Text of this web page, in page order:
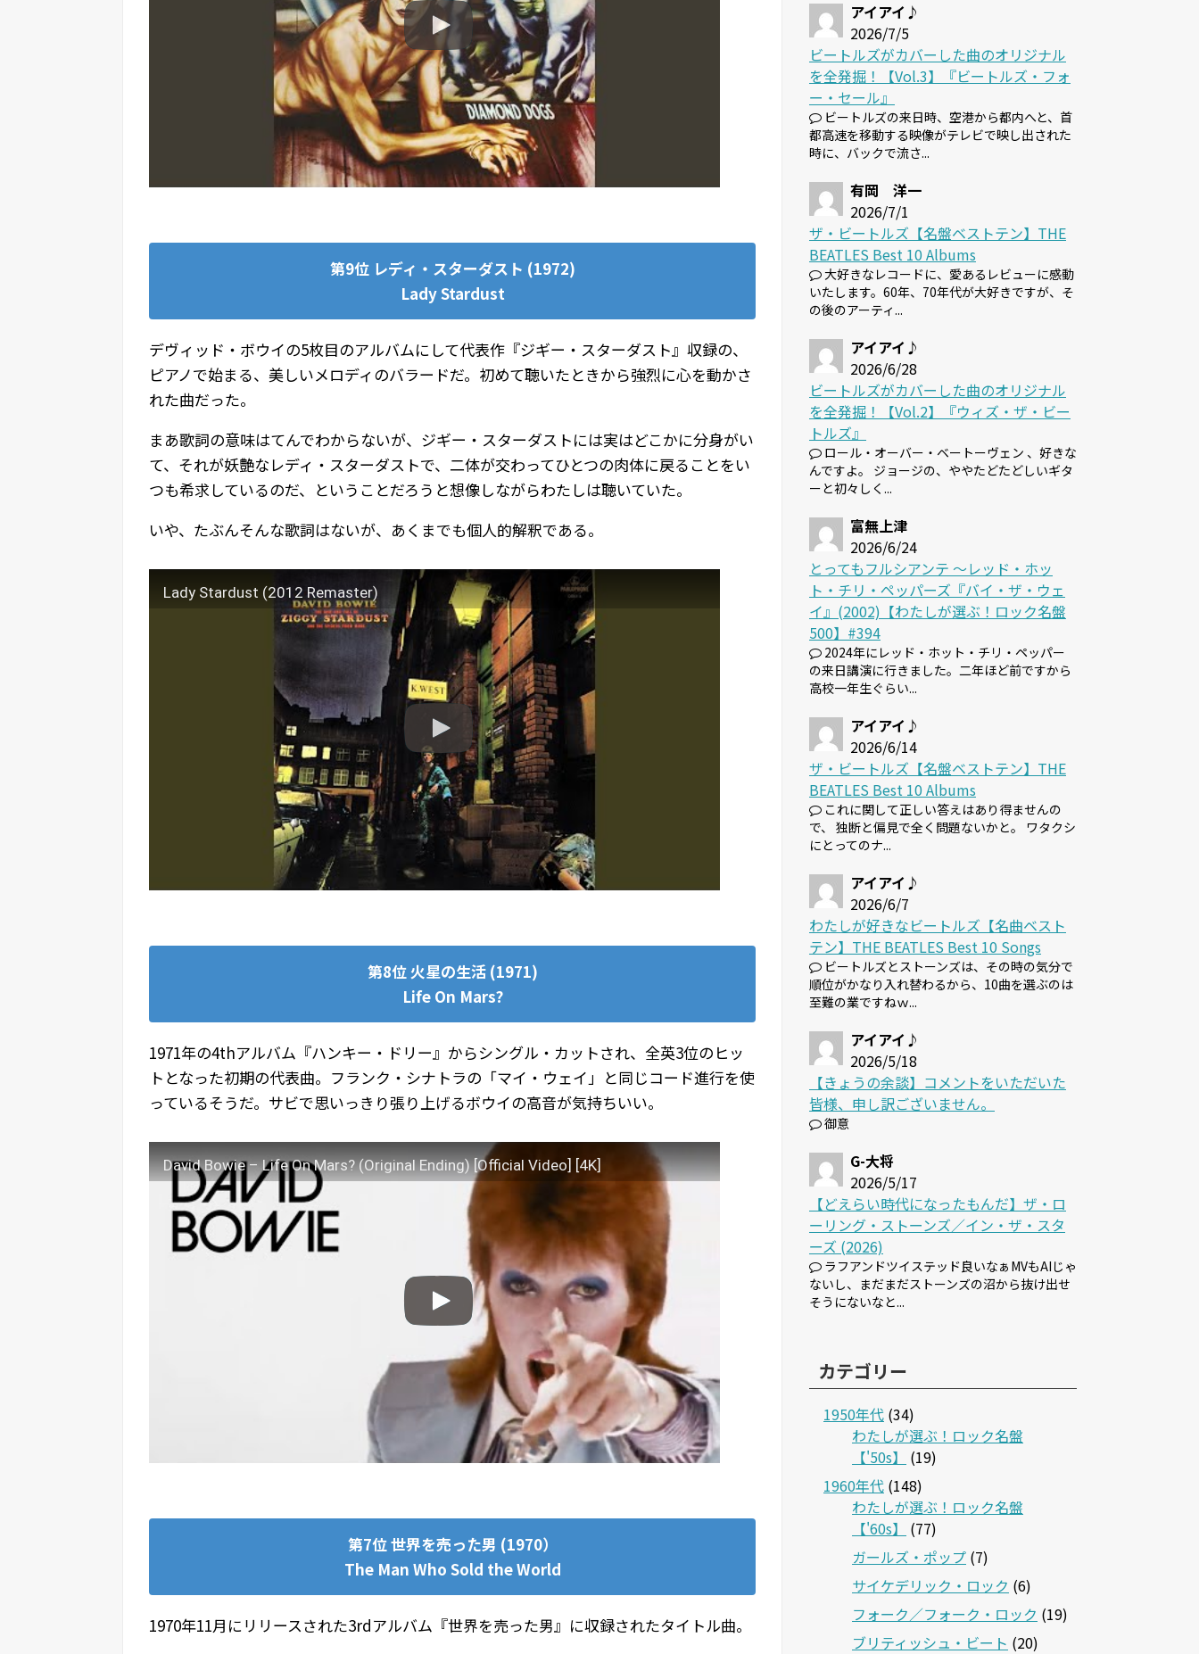
第9位 レディ・スターダスト (1972)
Lady Stardust
デヴィッド・ボウイの5枚目のアルバムにして代表作『ジギー・スターダスト』収録の、
ピアノで始まる、美しいメロディのバラードだ。初めて聴いたときから強烈に心を動かさ
れた曲だった。
まあ歌詞の意味はてんでわからないが、ジギー・スターダストには実はどこかに分身がい
て、それが妖艶なレディ・スターダストで、二体が交わってひとつの肉体に戻ることをい
つも希求しているのだ、ということだろうと想像しながらわたしは聴いていた。
いや、たぶんそんな歌詞はないが、あくまでも個人的解釈である。
Lady Stardust (2012 Remaster)
第8位火星の生活 (1971)
Life On Mars?
1971年の4thアルバム『ハンキー・ドリー』からシングル・カットされ、全英3位のヒッ
トとなった初期の代表曲。フランク・シナトラの「マイ・ウェイ」と同じコード進行を使
っているそうだ。サビで思いっきり張り上げるボウイの高音が気持ちいい。
David Bowie – Life On Mars? (Original Ending) [Official Video] [4K]
第7位 世界を売った男 (1970）
The Man Who Sold the World
1970年11月にリリースされた3rdアルバム『世界を売った男』に収録されたタイトル曲。
アイアイ♪
2026/7/5
ビートルズがカバーした曲のオリジナル
を全発掘！【Vol.3】『ビートルズ・フォ
ー・セール』
ビートルズの来日時、空港から都内へと、首
都高速を移動する映像がテレビで映し出された
時に、バックで流さ...
有岡 洋一
2026/7/1
ザ・ビートルズ【名盤ベストテン】THE
BEATLES Best 10 Albums
大好きなレコードに、愛あるレビューに感動
いたします。60年、70年代が大好きですが、そ
の後のアーティ...
アイアイ♪
2026/6/28
ビートルズがカバーした曲のオリジナル
を全発掘！【Vol.2】『ウィズ・ザ・ビー
トルズ』
ロール・オーバー・ベートーヴェン 、好きな
んですよ。 ジョージの、ややたどたどしいギタ
ーと初々しく...
富無上津
2026/6/24
とってもフルシアンテ 〜レッド・ホッ
ト・チリ・ペッパーズ『バイ・ザ・ウェ
イ』(2002)【わたしが選ぶ！ロック名盤
500】#394
2024年にレッド・ホット・チリ・ペッパー
の来日講演に行きました。二年ほど前ですから
高校一年生ぐらい...
アイアイ♪
2026/6/14
ザ・ビートルズ【名盤ベストテン】THE
BEATLES Best 10 Albums
これに関して正しい答えはあり得ませんの
で、 独断と偏見で全く問題ないかと。 ワタクシ
にとってのナ...
アイアイ♪
2026/6/7
わたしが好きなビートルズ【名曲ベスト
テン】THE BEATLES Best 10 Songs
ビートルズとストーンズは、その時の気分で
順位がかなり入れ替わるから、10曲を選ぶのは
至難の業ですねｗ...
アイアイ♪
2026/5/18
【きょうの余談】コメントをいただいた
皆様、申し訳ございません。
御意
G-大将
2026/5/17
【どえらい時代になったもんだ】ザ・ロ
ーリング・ストーンズ／イン・ザ・スタ
ーズ (2026)
ラフアンドツイステッド良いなぁMVもAIじゃ
ないし、まだまだストーンズの沼から抜け出せ
そうにないなと...
カテゴリー
1950年代 (34)
わたしが選ぶ！ロック名盤
【'50s】
(19)
1960年代 (148)
わたしが選ぶ！ロック名盤
【'60s】
(77)
ガールズ・ポップ (7)
サイケデリック・ロック (6)
フォーク／フォーク・ロック (19)
ブリティッシュ・ビート (20)